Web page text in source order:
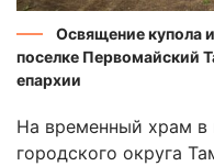
Освящение купола
поселке Первомайский
епархии
На временный храм в
городского округа